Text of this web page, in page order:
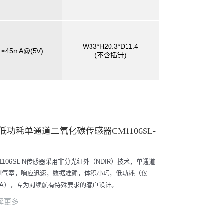
≤45mA@(5V)
W33*H20.3*D11.4
(不含插针)
功耗单通道二氧化碳传感器CM1106SL-
N传感器采用非分光红外（NDIR）技术，单通道
气室，响应迅速，数据准确，体积小巧，低功耗（仅
），专为对续航有特殊要求的客户设计。
更多